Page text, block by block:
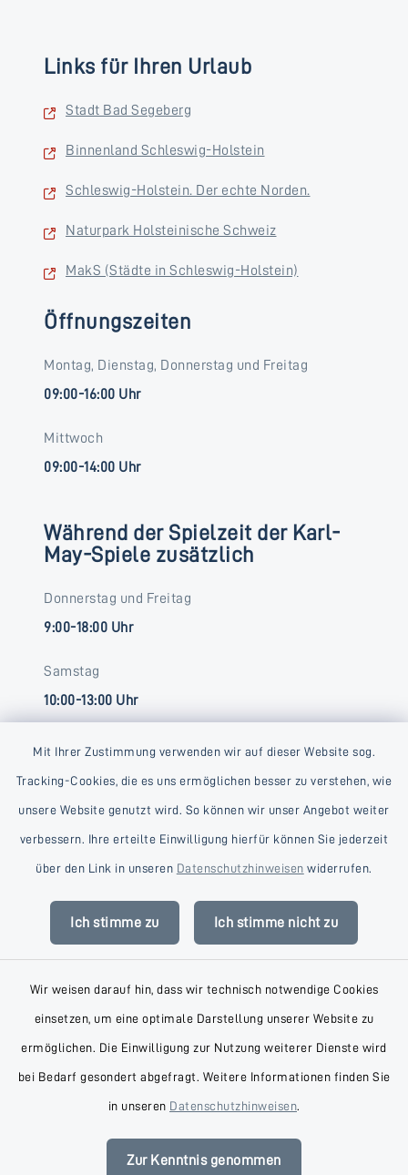
Mit Ihrer Zustimmung verwenden wir auf dieser Website sog.
Tracking-Cookies, die es uns ermöglichen besser zu verstehen, wie
unsere Website genutzt wird. So können wir unser Angebot weiter
verbessern. Ihre erteilte Einwilligung hierfür können Sie jederzeit
über den Link in unseren Datenschutzhinweisen widerrufen.
Ich stimme zu Ich stimme nicht zu
Wir weisen darauf hin, dass wir technisch notwendige Cookies
einsetzen, um eine optimale Darstellung unserer Website zu
ermöglichen. Die Einwilligung zur Nutzung weiterer Dienste wird
bei Bedarf gesondert abgefragt. Weitere Informationen finden Sie
in unseren Datenschutzhinweisen.
Zur Kenntnis genommen
Links für Ihren Urlaub
Stadt Bad Segeberg
Binnenland Schleswig-Holstein
Schleswig-Holstein. Der echte Norden.
Naturpark Holsteinische Schweiz
MakS (Städte in Schleswig-Holstein)
Öffnungszeiten
Montag, Dienstag, Donnerstag und Freitag
09:00-16:00 Uhr
Mittwoch
09:00-14:00 Uhr
Während der Spielzeit der Karl-
May-Spiele zusätzlich
Donnerstag und Freitag
9:00-18:00 Uhr
Samstag
10:00-13:00 Uhr
Kontakt
Datenschutz
Impressum
Sitemap